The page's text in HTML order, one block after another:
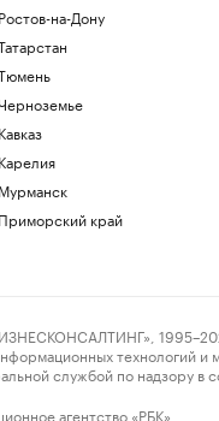
Ростов-на-Дону
Кавказ
Карелия
Мурманск
Приморский край
1995–2026.
технологий
службой по надзору
агентство «РБК».